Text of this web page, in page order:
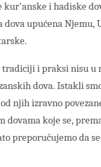
i hadiske
dova upućena Njemu,
tradiciji i praksi nisu
dova. Istakli
njih izravno
koje se,
preporučujemo da